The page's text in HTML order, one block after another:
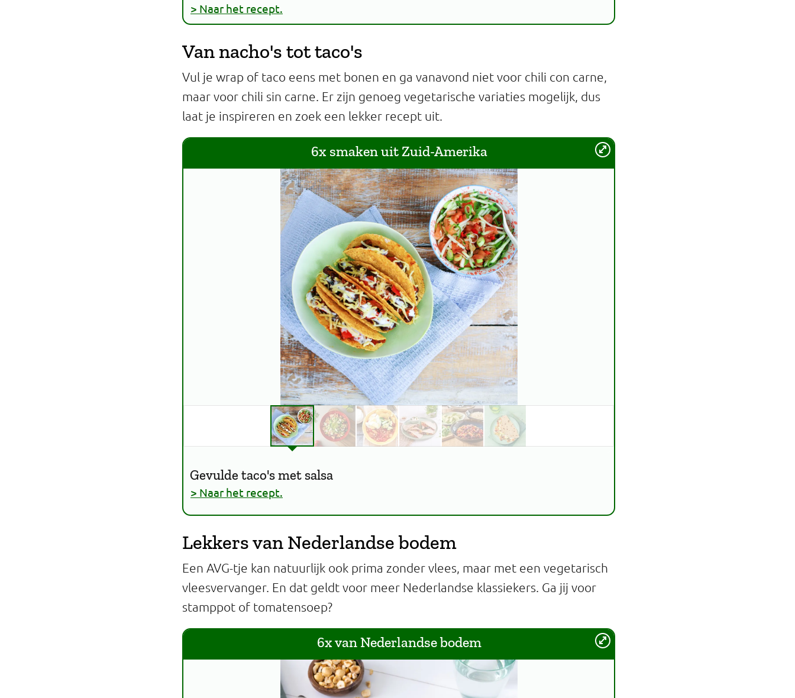
> Naar het recept.
Van nacho's tot taco's
Vul je wrap of taco eens met bonen en ga vanavond niet voor chili con carne,
maar voor chili sin carne. Er zijn genoeg vegetarische variaties mogelijk, dus
laat je inspireren en zoek een lekker recept uit.
6x smaken uit Zuid-Amerika
Gevulde taco's met salsa
> Naar het recept.
Lekkers van Nederlandse bodem
Een AVG-tje kan natuurlijk ook prima zonder vlees, maar met een vegetarisch
vleesvervanger. En dat geldt voor meer Nederlandse klassiekers. Ga jij voor
stamppot of tomatensoep?
6x van Nederlandse bodem